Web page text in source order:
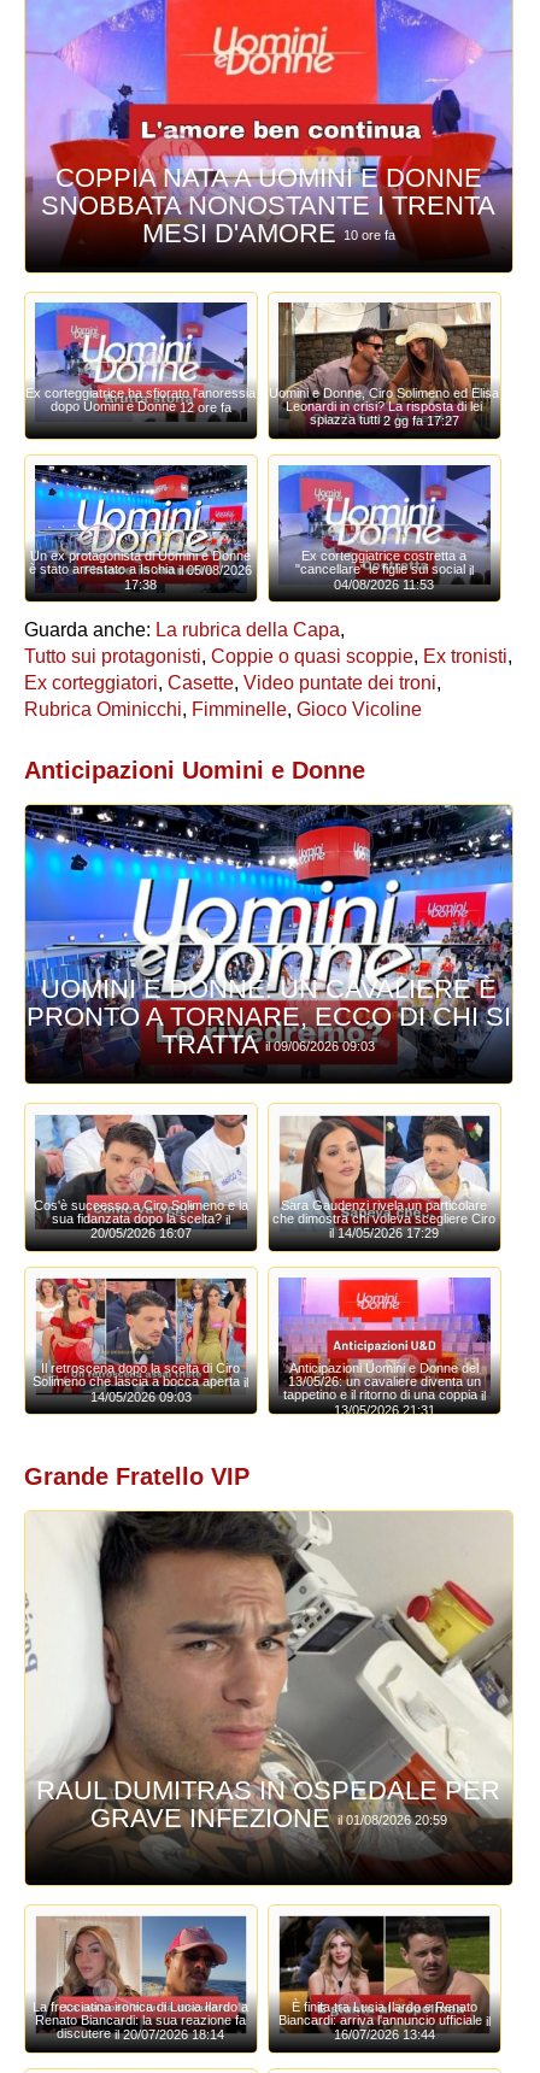
COPPIA NATA A UOMINI E DONNE
SNOBBATA NONOSTANTE I TRENTA
MESI D'AMORE10 ore fa
Ex corteggiatrice ha sfiorato l'anoressia
dopo Uomini e Donne12 ore fa
Uomini e Donne, Ciro Solimeno ed Elisa
Leonardi in crisi? La risposta di lei
spiazza tutti2 gg fa 17:27
Un ex protagonista di Uomini e Donne
è stato arrestato a Ischiail 05/08/2026
17:38
Ex corteggiatrice costretta a
"cancellare" le figlie sui social il
04/08/2026 11:53
Guarda anche: La rubrica della Capa,
Tutto sui protagonisti, Coppie o quasi scoppie, Ex tronisti,
Ex corteggiatori, Casette, Video puntate dei troni,
Rubrica Ominicchi, Fimminelle, Gioco Vicoline
Anticipazioni Uomini e Donne
UOMINI E DONNE: UN CAVALIERE È
PRONTO A TORNARE, ECCO DI CHI SI
TRATTAil 09/06/2026 09:03
Cos'è successo a Ciro Solimeno e la
sua fidanzata dopo la scelta?il
20/05/2026 16:07
Sara Gaudenzi rivela un particolare
che dimostra chi voleva scegliere Ciro
il 14/05/2026 17:29
Il retroscena dopo la scelta di Ciro
Solimeno che lascia a bocca apertail
14/05/2026 09:03
Anticipazioni Uomini e Donne del
13/05/26: un cavaliere diventa un
tappetino e il ritorno di una coppiail
13/05/2026 21:31
Grande Fratello VIP
RAUL DUMITRAS IN OSPEDALE PER
GRAVE INFEZIONEil 01/08/2026 20:59
La frecciatina ironica di Lucia Ilardo a
Renato Biancardi: la sua reazione fa
discutereil 20/07/2026 18:14
È finita tra Lucia Ilardo e Renato
Biancardi: arriva l'annuncio ufficiale il
16/07/2026 13:44